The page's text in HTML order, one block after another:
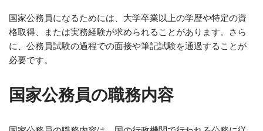
国家公務員になるためには、大学卒業以上の学歴や特定の資
格取得、または実務経験が求められることがあります。さら
に、公務員試験の過程での面接や筆記試験を通過することが
必要です。
国家公務員の職務内容